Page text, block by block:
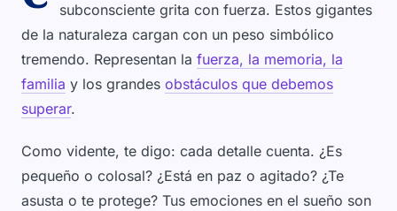
subconsciente grita con fuerza. Estos gigantes
de la naturaleza cargan con un peso simbólico
tremendo. Representan la fuerza, la memoria, la
familia y los grandes obstáculos que debemos
superar.
Como vidente, te digo: cada detalle cuenta. ¿Es
pequeño o colosal? ¿Está en paz o agitado? ¿Te
asusta o te protege? Tus emociones en el sueño son